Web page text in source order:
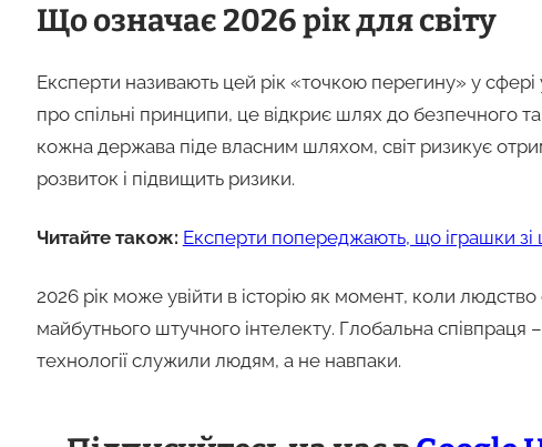
Що означає 2026 рік для світу
Експерти називають цей рік «точкою перегину» у
про спільні принципи, це відкриє шлях до безпечного
кожна держава піде власним шляхом, світ ризикує
розвиток і підвищить ризики.
Читайте також: Експерти попереджають, що іграшки зі
2026 рік може увійти в історію як момент, коли
майбутнього штучного інтелекту. Глобальна
технології служили людям, а не навпаки.